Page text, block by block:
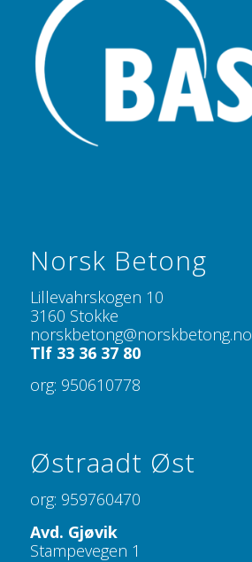
Norsk Betong
Lillevahrskogen 10
3160 Stokke
norskbetong@norskbetong.no
Tlf 33 36 37 80
org: 950610778
Østraadt Øst
org: 959760470
Avd. Gjøvik
Stampevegen 1